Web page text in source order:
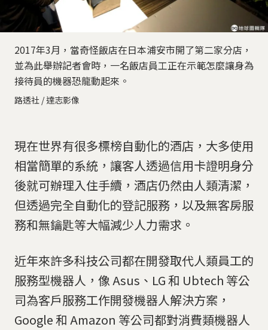
2017年3月，當奇怪飯店在日本浦安市開了第二家分店，
並為此舉辦記者會時，一名飯店員工正在示範怎麼讓身為
接待員的機器恐龍動起來。
路透社 / 達志影像
現在世界有很多標榜自動化的酒店，大多使用
相當簡單的系統，讓客人透過信用卡證明身分
後就可辦理入住手續，酒店仍然由人類清潔，
但透過完全自動化的登記服務，以及無客房服
務和無鑰匙等大幅減少人力需求。
近年來許多科技公司都在開發取代人類員工的
服務型機器人，像 Asus、LG 和 Ubtech 等公
司為客戶服務工作開發機器人解決方案，
Google 和 Amazon 等公司都對消費類機器人